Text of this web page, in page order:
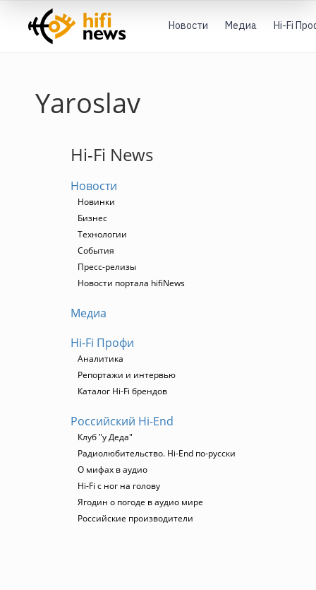
Новости Медиа Hi-Fi
Yaroslav
Hi-Fi News
Новости
Новинки
Бизнес
Технологии
События
Пресс-релизы
Новости портала hifiNews
Медиа
Hi-Fi Профи
Аналитика
Репортажи и интервью
Каталог Hi-Fi брендов
Российский Hi-End
Клуб "у Деда"
Радиолюбительство. Hi-End по-русски
О мифах в аудио
Hi-Fi с ног на голову
Ягодин о погоде в аудио мире
Российские производители